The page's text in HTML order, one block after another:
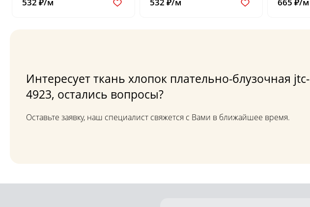
Интересует ткань хлопок плательно-блузочная jtc-
4923, остались вопросы?
Оставьте заявку, наш специалист свяжется с Вами в ближайшее время.